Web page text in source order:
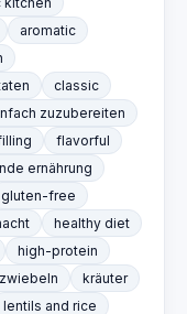
aromatic
classic
zuzubereiten
flavorful
ernährung
gluten-free
healthy diet
high-protein
kräuter
lentils and rice